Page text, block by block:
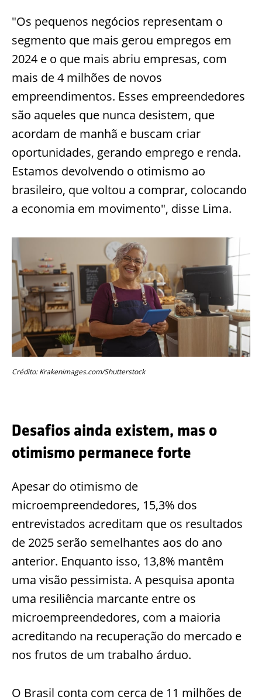
"Os pequenos negócios representam o
segmento que mais gerou empregos em
2024 e o que mais abriu empresas, com
mais de 4 milhões de novos
empreendimentos. Esses empreendedores
são aqueles que nunca desistem, que
acordam de manhã e buscam criar
oportunidades, gerando emprego e renda.
Estamos devolvendo o otimismo ao
brasileiro, que voltou a comprar, colocando
a economia em movimento", disse Lima.
Crédito: Krakenimages.com/Shutterstock
Desafios ainda existem, mas o
otimismo permanece forte
Apesar do otimismo de
microempreendedores, 15,3% dos
entrevistados acreditam que os resultados
de 2025 serão semelhantes aos do ano
anterior. Enquanto isso, 13,8% mantêm
uma visão pessimista. A pesquisa aponta
uma resiliência marcante entre os
microempreendedores, com a maioria
acreditando na recuperação do mercado e
nos frutos de um trabalho árduo.
O Brasil conta com cerca de 11 milhões de